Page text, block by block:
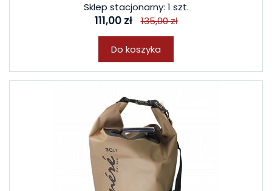
Sklep stacjonarny: 1 szt.
111,00 zł 135,00 zł
Do koszyka